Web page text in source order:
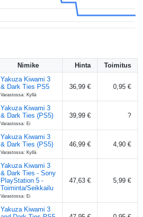
Nimike Hinta Toimitus
Yakuza Kiwami 3
& Dark Ties PS5
Varastossa: Kyllä
36,99 € 0,95 €
Yakuza Kiwami 3
& Dark Ties (PS5)
Varastossa: Ei
39,99 € ?
Yakuza Kiwami 3
& Dark Ties (PS5)
Varastossa: Kyllä
46,99 € 4,90 €
Yakuza Kiwami 3
& Dark Ties - Sony
PlayStation 5 -
Toiminta/Seikkailu
Varastossa: Ei
47,63 € 5,99 €
Yakuza Kiwami 3